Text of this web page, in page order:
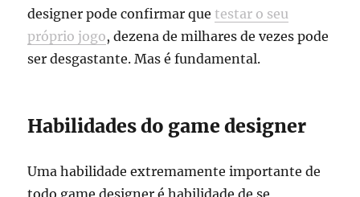
designer pode confirmar que testar o seu
próprio jogo, dezena de milhares de vezes pode
ser desgastante. Mas é fundamental.
Habilidades do game designer
Uma habilidade extremamente importante de
todo game designer é habilidade de se